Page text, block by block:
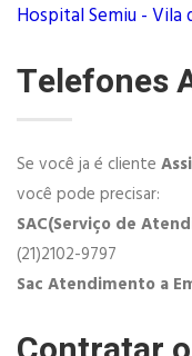
Hospital Semiu - Vila
Telefones
Se você ja é cliente
você pode precisar:
SAC(Serviço de
(21)2102-9797
Sac Atendimento a